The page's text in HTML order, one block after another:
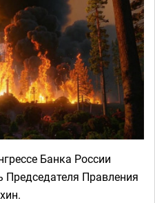
Банка России
Председателя Правления